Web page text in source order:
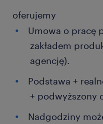
oferujemy
Umowa o pracę
zakładem
agencję).
Podstawa +
+ podwyższony
Nadgodziny